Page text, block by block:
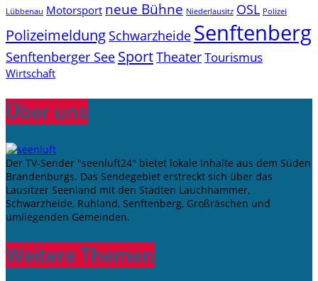
Lübbenau Motorsport neue Bühne Niederlausitz OSL Polizei
Polizeimeldung Schwarzheide Senftenberg
Senftenberger See SportTheaterTourismus
Wirtschaft
Über uns
Der TV-Sender "seenluft24" bietet lokale Inhalte aus dem Süden
Brandenburgs. Das Sendegebiet erstreckt sich über das
Lausitzer Seenland mit den Städten Lauchhammer,
Schwarzheide, Ruhland, Senftenberg, Großräschen und
umliegenden Gemeinden.
Weitere Themen